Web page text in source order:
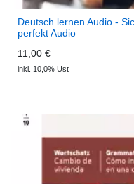
Deutsch lernen Audio -
perfekt Audio
11,00 €
inkl. 10,0% Ust